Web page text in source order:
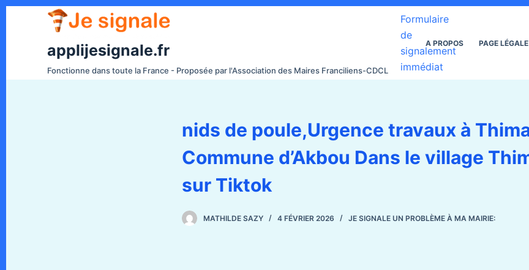
e
applijesignale.fr
Fonctionne dans toute la France - Proposée par l'Association des Maires Franciliens-CDCL
Formulaire
de
signalement
immédiat
A PROPOS PAGE LÉGALE
nids de poule,Urgence travaux à
Commune d’Akbou Dans le village
sur Tiktok
MATHILDE SAZY 4 FÉVRIER 2026 JE SIGNALE UN PROBLÈME À MA MAIRIE: